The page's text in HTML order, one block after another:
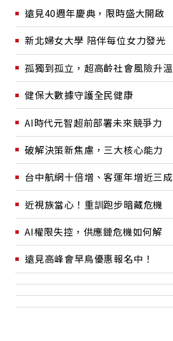
遠見40週年慶典，限時盛大開啟
新北婦女大學 陪伴每位女力發光
孤獨到孤立，超高齡社會風險升溫
健保大數據守護全民健康
AI時代元智超前部署未來競爭力
破解決策新焦慮，三大核心能力
台中航網十倍增、客運年增近三成
近視族當心！重訓跑步暗藏危機
AI權限失控，供應鏈危機如何解
遠見高峰會早鳥優惠報名中！